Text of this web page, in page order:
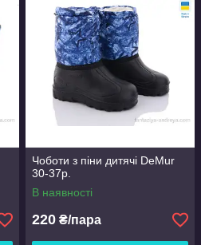
Чоботи з піни дитячі DeMur
30-37р.
В наявності
220 ₴/пара